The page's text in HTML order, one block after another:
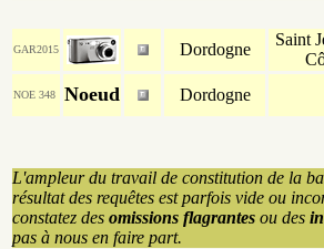
GAR2015 Dordogne
Saint
NOE 348 Noeud Dordogne
L'ampleur du travail de constitution de la
résultat des requêtes est parfois vide ou
constatez des omissions flagrantes ou des
pas à nous en faire part.